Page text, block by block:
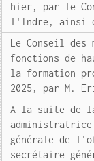
hier, par le
l'Indre, ainsi
Le Conseil
fonctions de
la formation
2025, par M.
A la suite de la
générale de
secrétaire